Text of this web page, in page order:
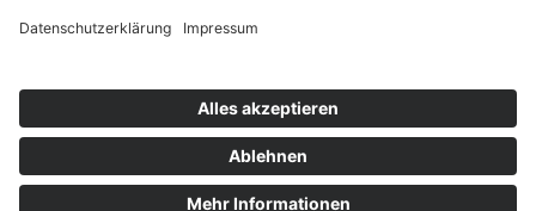
nach oben
Impressum|Datenschutz
Ihnen gefällt, was Sie lesen?
Dann teilen Sie es mit anderen!
X